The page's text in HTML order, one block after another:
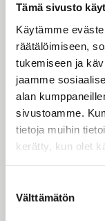
Tämä sivusto
Käytämme
räätälöimiseen,
tukemiseen ja
jaamme
alan
sivustoamme.
tietoja muihin
kerätty, kun olet
valinta
Välttämätön
kirjoitukset
oli siitä,
kirjoituksia
jonkun
Käsin
kalliita.
silmin